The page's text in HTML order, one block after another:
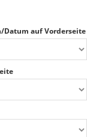
Datum auf Vorderseite